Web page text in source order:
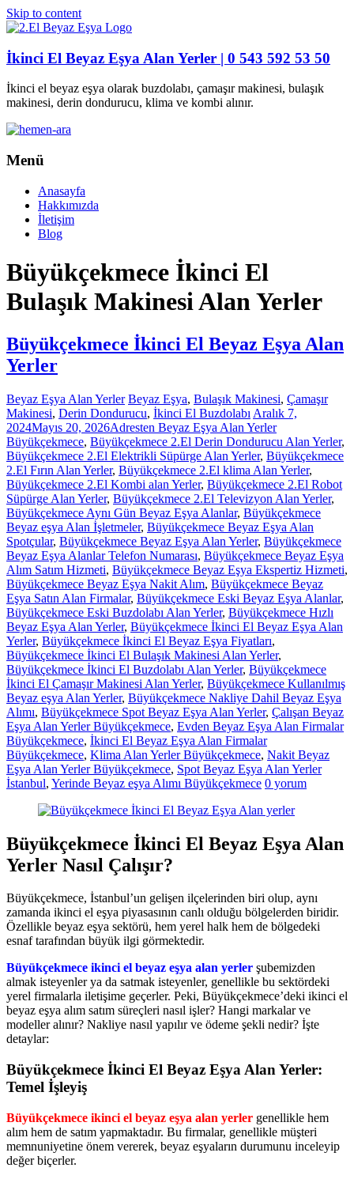
Skip to content
İkinci El Beyaz Eşya Alan Yerler | 0 543 592 53 50
İkinci el beyaz eşya olarak buzdolabı, çamaşır makinesi, bulaşık
makinesi, derin dondurucu, klima ve kombi alınır.
Menü
Anasayfa
Hakkımızda
İletişim
Blog
Büyükçekmece İkinci El
Bulaşık Makinesi Alan Yerler
Büyükçekmece İkinci El Beyaz Eşya Alan
Yerler
Beyaz Eşya Alan Yerler Beyaz Eşya, Bulaşık Makinesi, Çamaşır
Makinesi, Derin Dondurucu, İkinci El Buzdolabı Aralık 7,
2024Mayıs 20, 2026Adresten Beyaz Eşya Alan Yerler
Büyükçekmece, Büyükçekmece 2.El Derin Dondurucu Alan Yerler,
Büyükçekmece 2.El Elektrikli Süpürge Alan Yerler, Büyükçekmece
2.El Fırın Alan Yerler, Büyükçekmece 2.El klima Alan Yerler,
Büyükçekmece 2.El Kombi alan Yerler, Büyükçekmece 2.El Robot
Süpürge Alan Yerler, Büyükçekmece 2.El Televizyon Alan Yerler,
Büyükçekmece Aynı Gün Beyaz Eşya Alanlar, Büyükçekmece
Beyaz eşya Alan İşletmeler, Büyükçekmece Beyaz Eşya Alan
Spotçular, Büyükçekmece Beyaz Eşya Alan Yerler, Büyükçekmece
Beyaz Eşya Alanlar Telefon Numarası, Büyükçekmece Beyaz Eşya
Alım Satım Hizmeti, Büyükçekmece Beyaz Eşya Ekspertiz Hizmeti,
Büyükçekmece Beyaz Eşya Nakit Alım, Büyükçekmece Beyaz
Eşya Satın Alan Firmalar, Büyükçekmece Eski Beyaz Eşya Alanlar,
Büyükçekmece Eski Buzdolabı Alan Yerler, Büyükçekmece Hızlı
Beyaz Eşya Alan Yerler, Büyükçekmece İkinci El Beyaz Eşya Alan
Yerler, Büyükçekmece İkinci El Beyaz Eşya Fiyatları,
Büyükçekmece İkinci El Bulaşık Makinesi Alan Yerler,
Büyükçekmece İkinci El Buzdolabı Alan Yerler, Büyükçekmece
İkinci El Çamaşır Makinesi Alan Yerler, Büyükçekmece Kullanılmış
Beyaz eşya Alan Yerler, Büyükçekmece Nakliye Dahil Beyaz Eşya
Alımı, Büyükçekmece Spot Beyaz Eşya Alan Yerler, Çalışan Beyaz
Eşya Alan Yerler Büyükçekmece, Evden Beyaz Eşya Alan Firmalar
Büyükçekmece, İkinci El Beyaz Eşya Alan Firmalar
Büyükçekmece, Klima Alan Yerler Büyükçekmece, Nakit Beyaz
Eşya Alan Yerler Büyükçekmece, Spot Beyaz Eşya Alan Yerler
İstanbul, Yerinde Beyaz eşya Alımı Büyükçekmece 0 yorum
Büyükçekmece İkinci El Beyaz Eşya Alan
Yerler Nasıl Çalışır?
Büyükçekmece, İstanbul’un gelişen ilçelerinden biri olup, aynı
zamanda ikinci el eşya piyasasının canlı olduğu bölgelerden biridir.
Özellikle beyaz eşya sektörü, hem yerel halk hem de bölgedeki
esnaf tarafından büyük ilgi görmektedir.
Büyükçekmece ikinci el beyaz eşya alan yerler şubemizden
almak isteyenler ya da satmak isteyenler, genellikle bu sektördeki
yerel firmalarla iletişime geçerler. Peki, Büyükçekmece’deki ikinci el
beyaz eşya alım satım süreçleri nasıl işler? Hangi markalar ve
modeller alınır? Nakliye nasıl yapılır ve ödeme şekli nedir? İşte
detaylar:
Büyükçekmece İkinci El Beyaz Eşya Alan Yerler:
Temel İşleyiş
Büyükçekmece ikinci el beyaz eşya alan yerler genellikle hem
alım hem de satım yapmaktadır. Bu firmalar, genellikle müşteri
memnuniyetine önem vererek, beyaz eşyaların durumunu inceleyip
değer biçerler.